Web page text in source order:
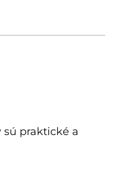
5 hviezdičiek
sú praktické a